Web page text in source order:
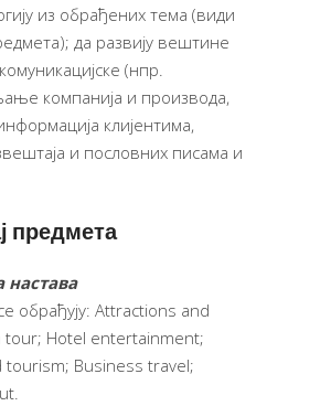
из обрађених тема (види
да развију вештине
(нпр.
компанија и производа,
клијентима,
и пословних писама и
предмета
настава
обрађују: Attractions and
tour; Hotel entertainment;
tourism; Business travel;